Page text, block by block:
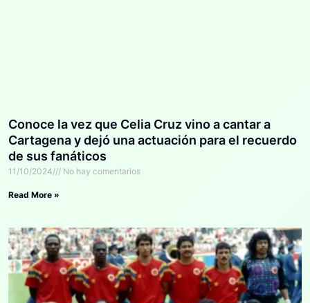
Conoce la vez que Celia Cruz vino a cantar a
Cartagena y dejó una actuación para el recuerdo
de sus fanáticos
11/10/2024 No hay comentarios
Read More »